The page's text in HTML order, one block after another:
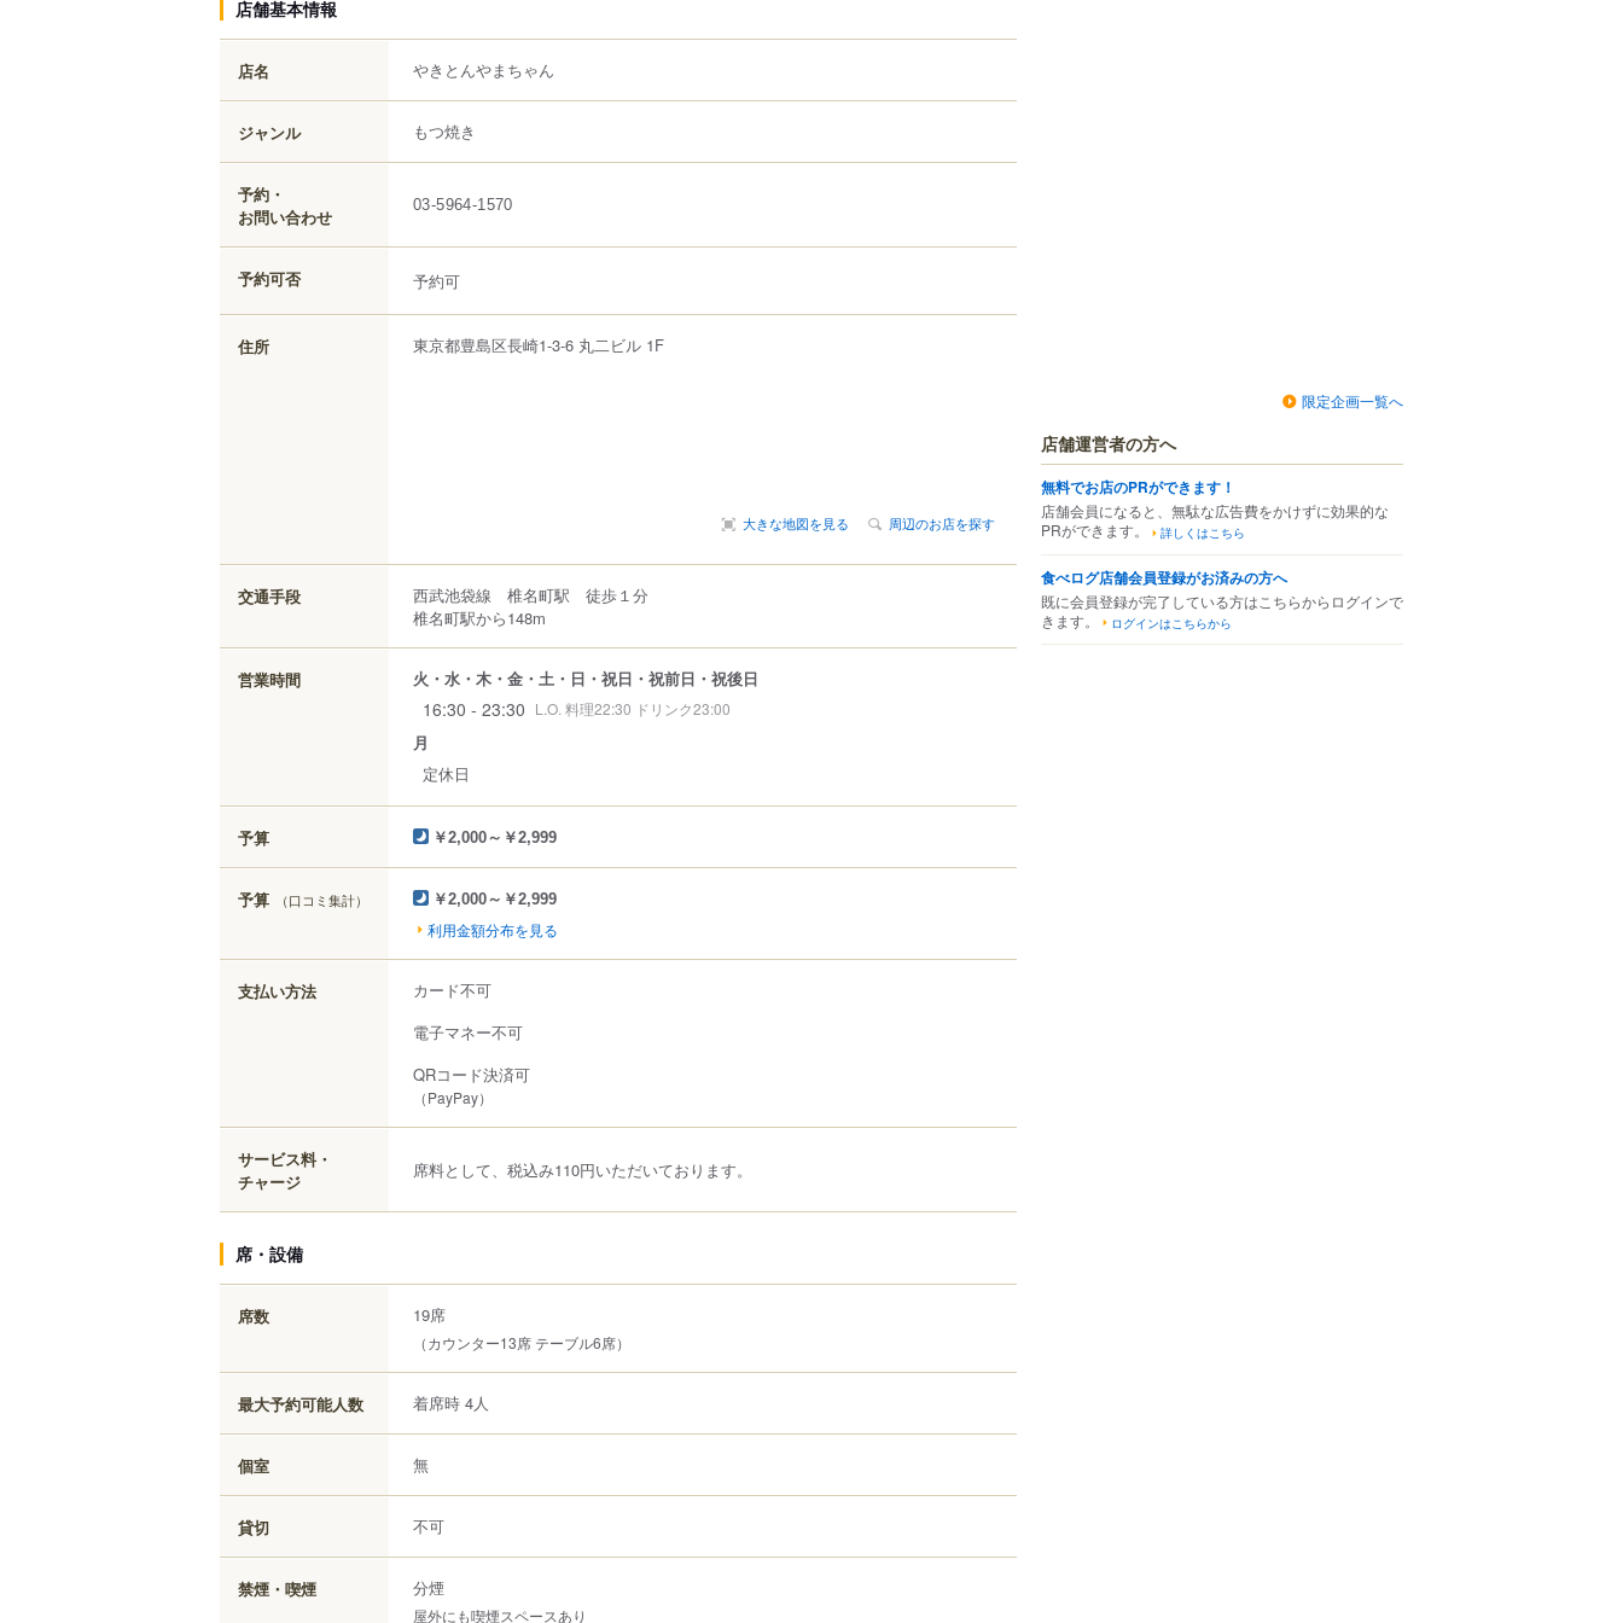
店舗基本情報
店名 やきとんやまちゃん
ジャンル もつ焼き
予約・
お問い合わせ
03-5964-1570
予約可否 予約可
住所 東京都豊島区長崎1-3-6 丸二ビル 1F
大きな地図を見る 周辺のお店を探す
交通手段
西武池袋線 椎名町駅 徒歩１分
椎名町駅から148m
営業時間 火・水・木・金・土・日・祝日・祝前日・祝後日
16:30 - 23:30 L.O. 料理22:30 ドリンク23:00
月
定休日
予算 ￥2,000～￥2,999
予算 （口コミ集計） ￥2,000～￥2,999
利用金額分布を見る
支払い方法
カード不可
電子マネー不可
QRコード決済可
（PayPay）
サービス料・
チャージ
席料として、税込み110円いただいております。
席・設備
席数 19席
（カウンター13席 テーブル6席）
最大予約可能人数 着席時 4人
個室 無
貸切 不可
禁煙・喫煙 分煙
屋外にも喫煙スペースあり
限定企画一覧へ
店舗運営者の方へ
無料でお店のPRができます！
店舗会員になると、無駄な広告費をかけずに効果的な
PRができます。
詳しくはこちら
食べログ店舗会員登録がお済みの方へ
既に会員登録が完了している方はこちらからログインで
きます。
ログインはこちらから